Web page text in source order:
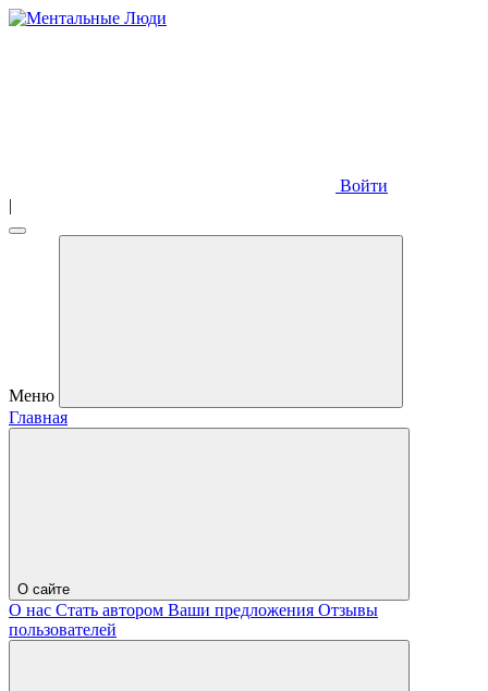
Войти
|
Меню
Главная
О сайте
О нас Стать автором Ваши предложения Отзывы
пользователей